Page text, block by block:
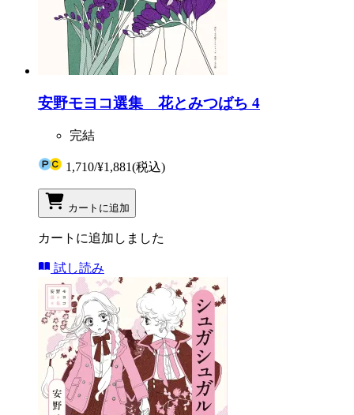
安野モヨコ選集 花とみつばち 4
完結
1,710/¥1,881(税込)
カートに追加
カートに追加しました
試し読み